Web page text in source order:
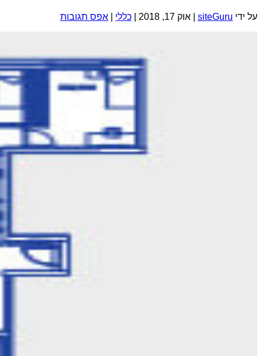
על ידי siteGuru אוק 17, 2018 כללי אפס תגובות